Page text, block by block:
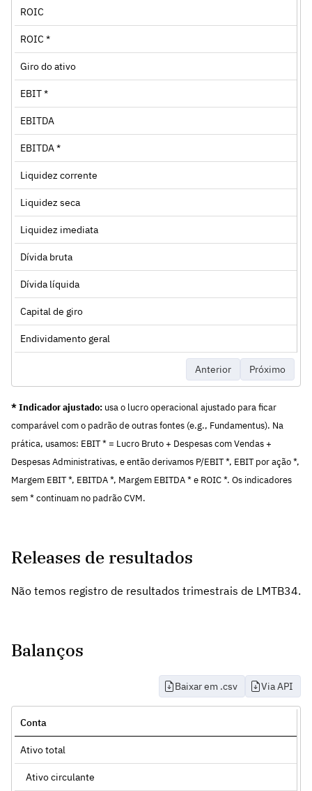
ROIC
ROIC *
Giro do ativo
EBIT *
EBITDA
EBITDA *
Liquidez corrente
Liquidez seca
Liquidez imediata
Dívida bruta
Dívida líquida
Capital de giro
Endividamento geral
Anterior Próximo
* Indicador ajustado: usa o lucro operacional ajustado para ficar
comparável com o padrão de outras fontes (e.g., Fundamentus). Na
prática, usamos: EBIT * = Lucro Bruto + Despesas com Vendas +
Despesas Administrativas, e então derivamos P/EBIT *, EBIT por ação *,
Margem EBIT *, EBITDA *, Margem EBITDA * e ROIC *. Os indicadores
sem * continuam no padrão CVM.
Releases de resultados
Não temos registro de resultados trimestrais de LMTB34.
Balanços
Baixar em .csv Via API
Conta
Ativo total
Ativo circulante